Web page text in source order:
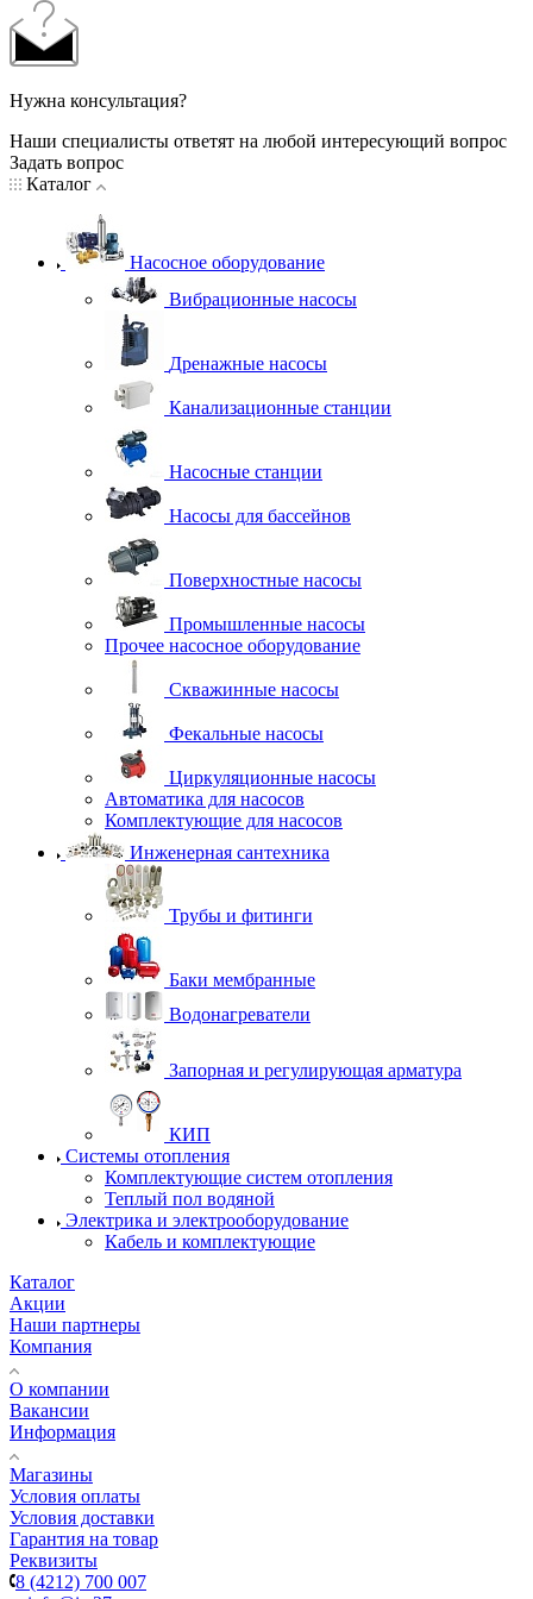
Нужна консультация?
Наши специалисты ответят на любой интересующий вопрос
Задать вопрос
Каталог
Насосное оборудование
Вибрационные насосы
Дренажные насосы
Канализационные станции
Насосные станции
Насосы для бассейнов
Поверхностные насосы
Промышленные насосы
Прочее насосное оборудование
Скважинные насосы
Фекальные насосы
Циркуляционные насосы
Автоматика для насосов
Комплектующие для насосов
Инженерная сантехника
Трубы и фитинги
Баки мембранные
Водонагреватели
Запорная и регулирующая арматура
КИП
Системы отопления
Комплектующие систем отопления
Теплый пол водяной
Электрика и электрооборудование
Кабель и комплектующие
Каталог
Акции
Наши партнеры
Компания
О компании
Вакансии
Информация
Магазины
Условия оплаты
Условия доставки
Гарантия на товар
Реквизиты
8 (4212) 700 007